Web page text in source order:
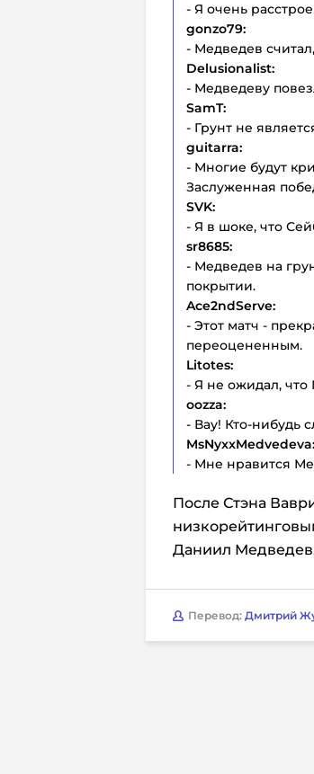
- Я очень
gonzo79:
- Медведев
Delusionalist:
- Медведеву
SamT:
- Грунт не
guitarra:
- Многие будут
Заслуженная
SVK:
- Я в шоке, что
sr8685:
- Медведев на
покрытии.
Ace2ndServe:
- Этот матч -
переоцененным.
Litotes:
- Я не ожидал, что
oozza:
- Вау! Кто-нибудь
MsNyxxMedvedeva:
- Мне нравится
После Стэна
Даниил
Перевод: Дмитрий